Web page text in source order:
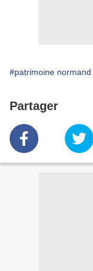
#patrimoine normand
Partager